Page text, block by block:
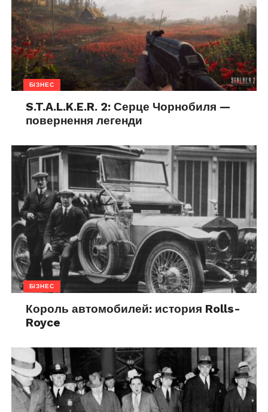
БІЗНЕС
S.T.A.L.K.E.R. 2: Серце Чорнобиля —
повернення легенди
БІЗНЕС
Король автомобилей: история Rolls-
Royce